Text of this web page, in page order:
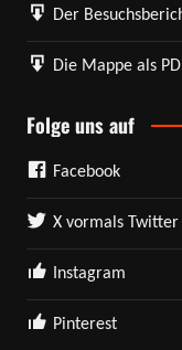
Der
Die Mappe als
Folge uns auf
Facebook
X vormals Twitter
Instagram
Pinterest